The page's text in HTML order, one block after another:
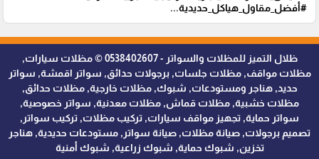
#أفضل_مقاول_هياكل_حديدية...
ظلال التميز للمظلات والسواتر - 0538402607 © مظلات سيارات,
مظلات مواقف, مظلات جلسات, برجولات حدائق, سواتر اقمشة, سواتر
حديد, هناجر ومستودعات, شبوك, مظلات خارجية, مظلات حدائق,
مظلات خشبية, مظلات قماش, مظلات معدنية, سواتر خصوصية,
سواتر حماية, تجهيز مواقف سيارات, تركيب مظلات, تركيب سواتر,
تصميم برجولات, صيانة مظلات, صيانة سواتر, مستودعات حديدية, هناجر
تخزين, شبوك حماية, شبوك زراعية, شبوك أمنية